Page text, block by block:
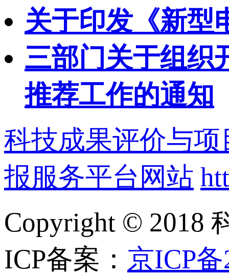
关于印发《新型
三部门关于组织
推荐工作的通知
科技成果评价与
报服务平台网站
Copyright © 2018
ICP备案： 京ICP